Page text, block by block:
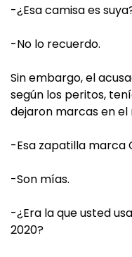
-¿Esa camisa es
-No lo recuerdo.
Sin embargo, el
según los peritos,
dejaron marcas en
-Esa zapatilla marca
-Son mías.
-¿Era la que usted
2020?